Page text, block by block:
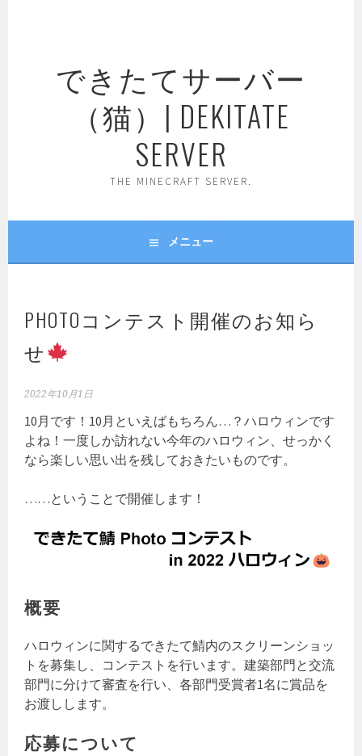
できたてサーバー
（猫）| DEKITATE
SERVER
THE MINECRAFT SERVER.
メニュー
PHOTOコンテスト開催のお知ら
せ
2022年10月1日
10月です！10月といえばもちろん…？ハロウィンです
よね！一度しか訪れない今年のハロウィン、せっかく
なら楽しい思い出を残しておきたいものです。
……ということで開催します！
概要
ハロウィンに関するできたて鯖内のスクリーンショッ
トを募集し、コンテストを行います。建築部門と交流
部門に分けて審査を行い、各部門受賞者1名に賞品を
お渡しします。
応募について